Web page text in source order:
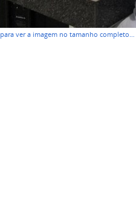
ver a imagem no tamanho completo…